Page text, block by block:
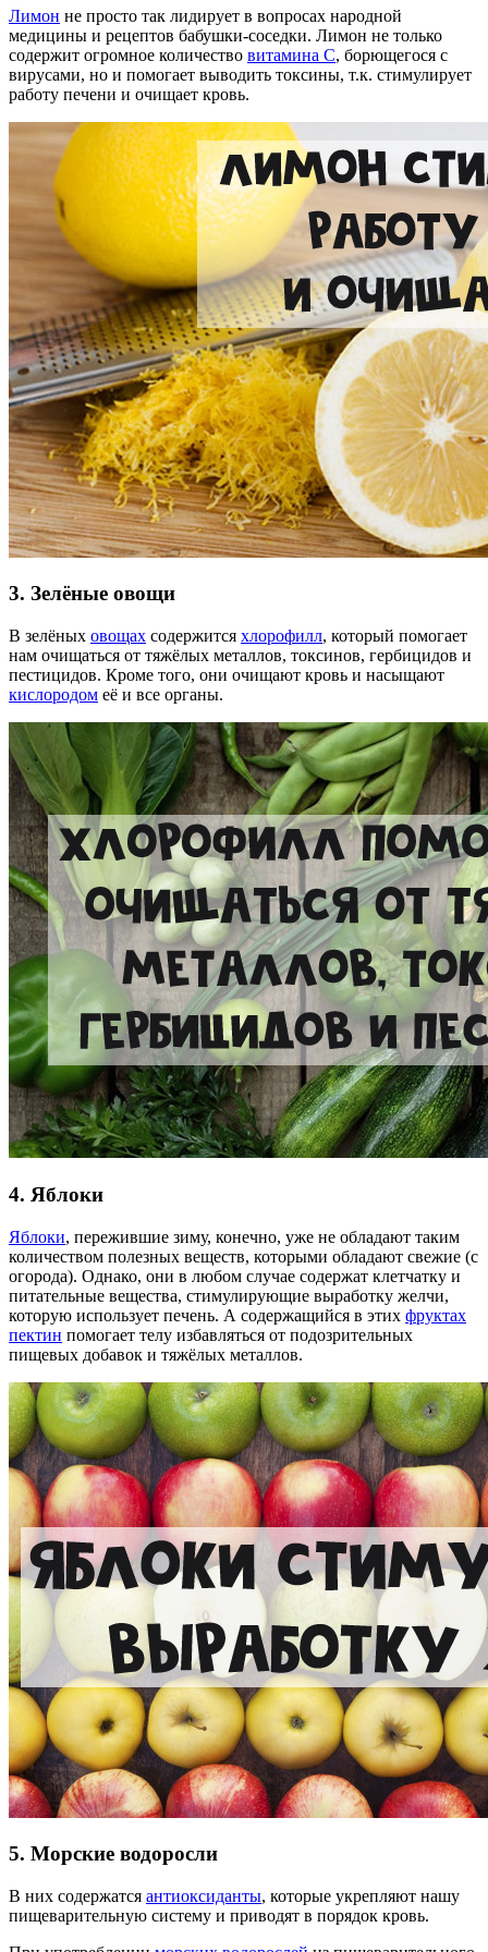
Лимон не просто так лидирует в вопросах народной
медицины и рецептов бабушки-соседки. Лимон не только
содержит огромное количество витамина С, борющегося с
вирусами, но и помогает выводить токсины, т.к. стимулирует
работу печени и очищает кровь.
3. Зелёные овощи
В зелёных овощах содержится хлорофилл, который помогает
нам очищаться от тяжёлых металлов, токсинов, гербицидов и
пестицидов. Кроме того, они очищают кровь и насыщают
кислородом её и все органы.
4. Яблоки
Яблоки, пережившие зиму, конечно, уже не обладают таким
количеством полезных веществ, которыми обладают свежие (с
огорода). Однако, они в любом случае содержат клетчатку и
питательные вещества, стимулирующие выработку желчи,
которую использует печень. А содержащийся в этих фруктах
пектин помогает телу избавляться от подозрительных
пищевых добавок и тяжёлых металлов.
5. Морские водоросли
В них содержатся антиоксиданты, которые укрепляют нашу
пищеварительную систему и приводят в порядок кровь.